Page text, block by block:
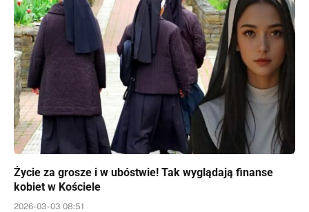
Życie za grosze i w ubóstwie! Tak wyglądają finanse
kobiet w Kościele
2026-03-03 08:51